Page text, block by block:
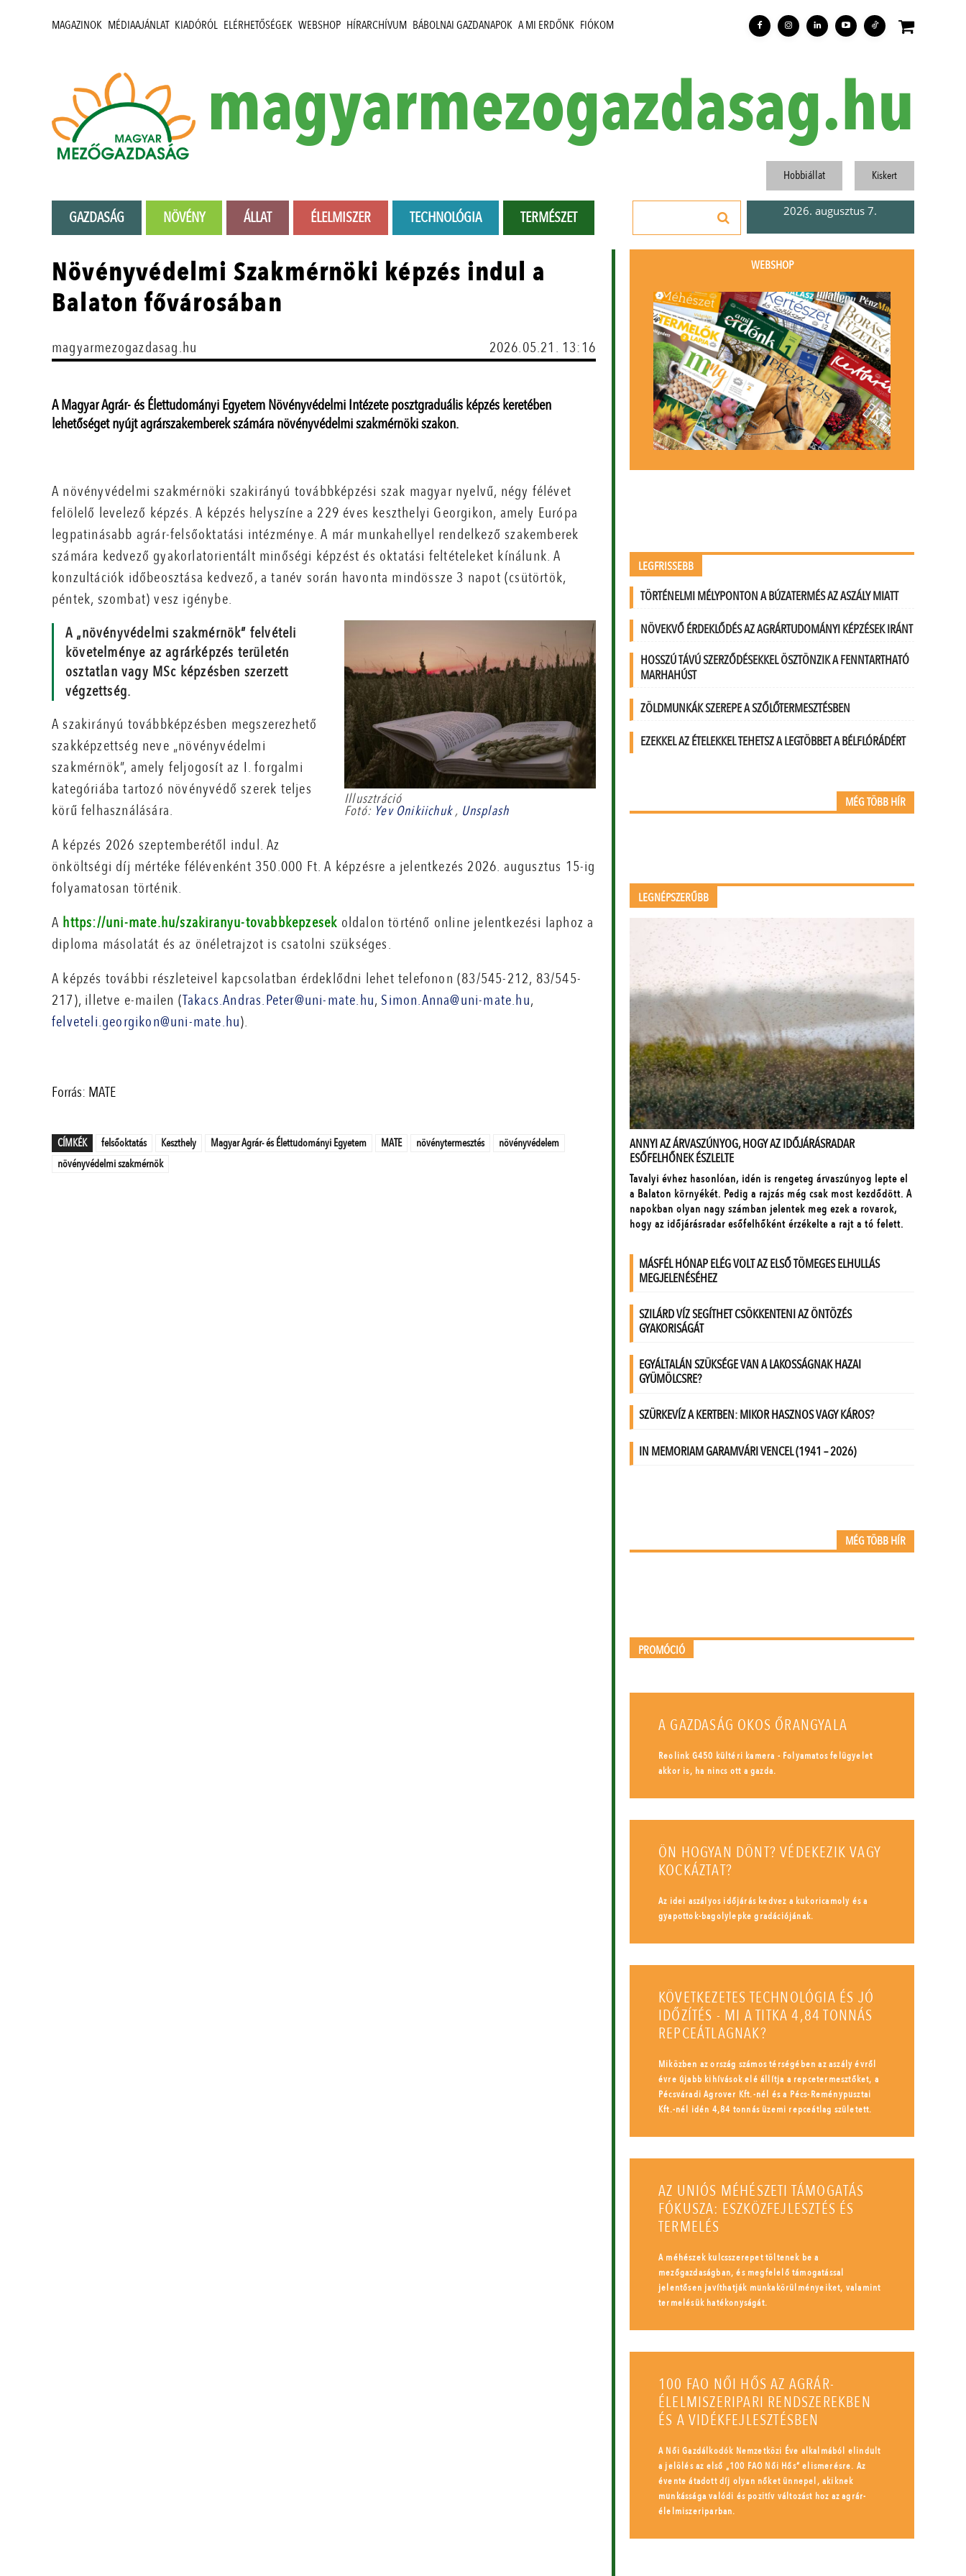
MAGAZINOK MÉDIAAJÁNLAT KIADÓRÓL ELÉRHETŐSÉGEK WEBSHOP HÍRARCHÍVUM BÁBOLNAI GAZDANAPOK A MI ERDŐNK FIÓKOM
magyarmezogazdasag.hu
GAZDASÁG NÖVÉNY ÁLLAT ÉLELMISZER TECHNOLÓGIA TERMÉSZET
Hobbiállat Kiskert
2026. augusztus 7.
Növényvédelmi Szakmérnöki képzés indul a
Balaton fővárosában
magyarmezogazdasag.hu 2026.05.21. 13:16
A Magyar Agrár- és Élettudományi Egyetem Növényvédelmi Intézete posztgraduális képzés keretében
lehetőséget nyújt agrárszakemberek számára növényvédelmi szakmérnöki szakon.
A növényvédelmi szakmérnöki szakirányú továbbképzési szak magyar nyelvű, négy félévet
felölelő levelező képzés. A képzés helyszíne a 229 éves keszthelyi Georgikon, amely Európa
legpatinásabb agrár-felsőoktatási intézménye. A már munkahellyel rendelkező szakemberek
számára kedvező gyakorlatorientált minőségi képzést és oktatási feltételeket kínálunk. A
konzultációk időbeosztása kedvező, a tanév során havonta mindössze 3 napot (csütörtök,
péntek, szombat) vesz igénybe.
Illusztráció
Fotó: Yev Onikiichuk, Unsplash
A „növényvédelmi szakmérnök” felvételi
követelménye az agrárképzés területén
osztatlan vagy MSc képzésben szerzett
végzettség.
A szakirányú továbbképzésben megszerezhető
szakképzettség neve „növényvédelmi
szakmérnök”, amely feljogosít az I. forgalmi
kategóriába tartozó növényvédő szerek teljes
körű felhasználására.
A képzés 2026 szeptemberétől indul. Az
önköltségi díj mértéke félévenként 350.000 Ft. A képzésre a jelentkezés 2026. augusztus 15-ig
folyamatosan történik.
A https://uni-mate.hu/szakiranyu-tovabbkepzesek oldalon történő online jelentkezési laphoz a
diploma másolatát és az önéletrajzot is csatolni szükséges.
A képzés további részleteivel kapcsolatban érdeklődni lehet telefonon (83/545-212, 83/545-
217), illetve e-mailen (Takacs.Andras.Peter@uni-mate.hu, Simon.Anna@uni-mate.hu,
felveteli.georgikon@uni-mate.hu).
Forrás: MATE
CÍMKÉK felsőoktatás Keszthely Magyar Agrár- és Élettudományi Egyetem MATE növénytermesztés
növényvédelem
növényvédelmi szakmérnök
WEBSHOP
LEGFRISSEBB
TÖRTÉNELMI MÉLYPONTON A BÚZATERMÉS AZ ASZÁLY MIATT
NÖVEKVŐ ÉRDEKLŐDÉS AZ AGRÁRTUDOMÁNYI KÉPZÉSEK IRÁNT
HOSSZÚ TÁVÚ SZERZŐDÉSEKKEL ÖSZTÖNZIK A FENNTARTHATÓ
MARHAHÚST
ZÖLDMUNKÁK SZEREPE A SZŐLŐTERMESZTÉSBEN
EZEKKEL AZ ÉTELEKKEL TEHETSZ A LEGTÖBBET A BÉLFLÓRÁDÉRT
MÉG TÖBB HÍR
LEGNÉPSZERŰBB
MÉG TÖBB HÍR
PROMÓCIÓ
A GAZDASÁG OKOS ŐRANGYALA
Reolink G450 kültéri kamera - Folyamatos felügyelet
akkor is, ha nincs ott a gazda.
ÖN HOGYAN DÖNT? VÉDEKEZIK VAGY
KOCKÁZTAT?
Az idei aszályos időjárás kedvez a kukoricamoly és a
gyapottok-bagolylepke gradációjának.
KÖVETKEZETES TECHNOLÓGIA ÉS JÓ
IDŐZÍTÉS - MI A TITKA 4,84 TONNÁS
REPCEÁTLAGNAK?
Miközben az ország számos térségében az aszály évről
évre újabb kihívások elé állítja a repcetermesztőket, a
Pécsváradi Agrover Kft.-nél és a Pécs-Reménypusztai
Kft.-nél idén 4,84 tonnás üzemi repceátlag született.
AZ UNIÓS MÉHÉSZETI TÁMOGATÁS
FÓKUSZA: ESZKÖZFEJLESZTÉS ÉS
TERMELÉS
A méhészek kulcsszerepet töltenek be a
mezőgazdaságban, és megfelelő támogatással
jelentősen javíthatják munkakörülményeiket, valamint
termelésük hatékonyságát.
100 FAO NŐI HŐS AZ AGRÁR-
ÉLELMISZERIPARI RENDSZEREKBEN
ÉS A VIDÉKFEJLESZTÉSBEN
A Női Gazdálkodók Nemzetközi Éve alkalmából elindult
a jelölés az első „100 FAO Női Hős” elismerésre. Az
évente átadott díj olyan nőket ünnepel, akiknek
munkássága valódi és pozitív változást hoz az agrár-
élelmiszeriparban.